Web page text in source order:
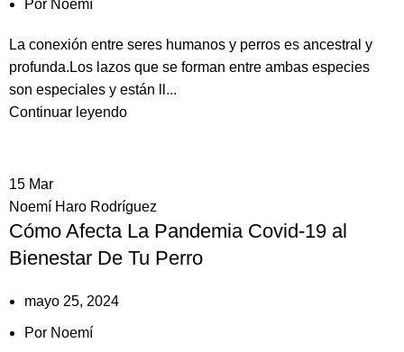
Por Noemí
La conexión entre seres humanos y perros es ancestral y
profunda.Los lazos que se forman entre ambas especies
son especiales y están ll...
Continuar leyendo
15 Mar
Noemí Haro Rodríguez
Cómo Afecta La Pandemia Covid-19 al
Bienestar De Tu Perro
mayo 25, 2024
Por Noemí